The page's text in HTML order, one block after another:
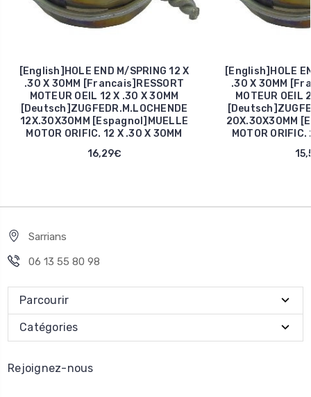
[English]HOLE END M/SPRING 12 X
.30 X 30MM [Francais]RESSORT
MOTEUR OEIL 12 X .30 X 30MM
[Deutsch]ZUGFEDR.M.LOCHENDE
12X.30X30MM [Espagnol]MUELLE
MOTOR ORIFIC. 12 X .30 X 30MM
16,29€
[English]HOLE
.30 X 30MM
MOTEUR OEIL
20X.30X30MM
MOTOR
Sarrians
06 13 55 80 98
Parcourir
Catégories
Rejoignez-nous